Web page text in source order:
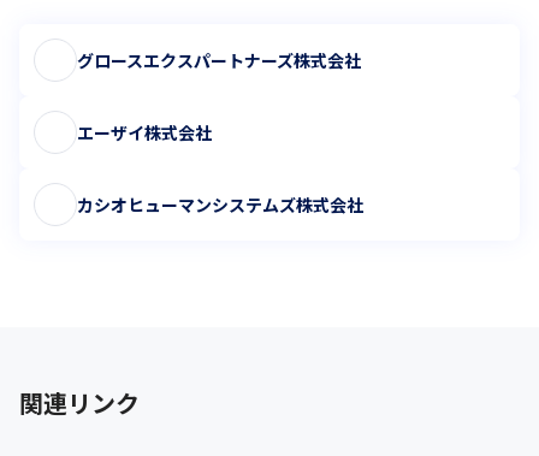
グロースエクスパートナーズ株式会社
エーザイ株式会社
カシオヒューマンシステムズ株式会社
関連リンク